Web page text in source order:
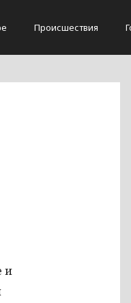
Происшествия
и